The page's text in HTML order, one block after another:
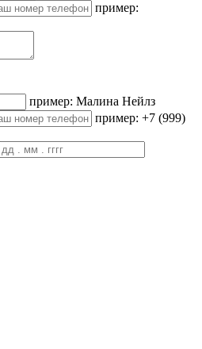
пример:
пример: Малина Нейлз
пример: +7 (999)